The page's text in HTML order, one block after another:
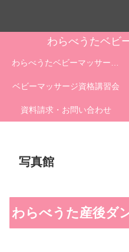
わらべうたベビ
ベビーマッサージ資格講習会
資料請求・お問い合わせ
写真館
わらべうた産後ダ